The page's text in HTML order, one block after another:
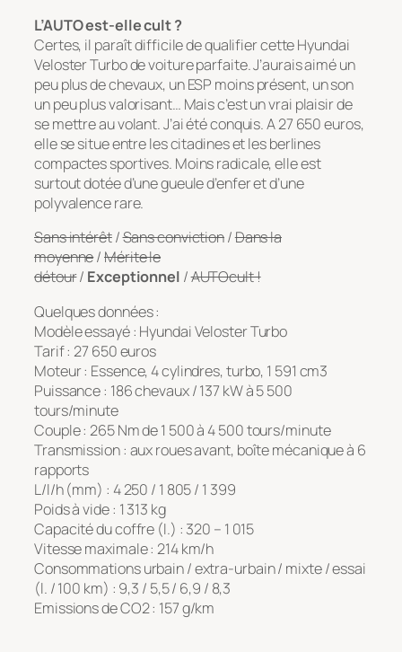
L’AUTO est-elle cult ?
Certes, il paraît difficile de qualifier cette Hyundai
Veloster Turbo de voiture parfaite. J’aurais aimé un
peu plus de chevaux, un ESP moins présent, un son
un peu plus valorisant… Mais c’est un vrai plaisir de
se mettre au volant. J’ai été conquis. A 27 650 euros,
elle se situe entre les citadines et les berlines
compactes sportives. Moins radicale, elle est
surtout dotée d’une gueule d’enfer et d’une
polyvalence rare.
Sans intérêt/Sans conviction/Dans la
moyenne/Mérite le
détour/ Exceptionnel /AUTOcult !
Quelques données :
Modèle essayé : Hyundai Veloster Turbo
Tarif : 27 650 euros
Moteur : Essence, 4 cylindres, turbo, 1 591 cm3
Puissance : 186 chevaux / 137 kW à 5 500
tours/minute
Couple : 265 Nm de 1 500 à 4 500 tours/minute
Transmission : aux roues avant, boîte mécanique à 6
rapports
L/l/h (mm) : 4 250 / 1 805 / 1 399
Poids à vide : 1 313 kg
Capacité du coffre (l.) : 320 – 1 015
Vitesse maximale : 214 km/h
Consommations urbain / extra-urbain / mixte / essai
(l. / 100 km) : 9,3 / 5,5 / 6,9 / 8,3
Emissions de CO2 : 157 g/km